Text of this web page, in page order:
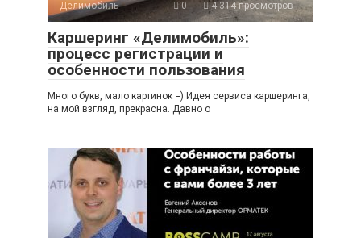
Делимобиль 0 4 314 просмотров
Каршеринг «Делимобиль»:
процесс регистрации и
особенности пользования
Много букв, мало картинок =) Идея сервиса каршеринга,
на мой взгляд, прекрасна. Давно о